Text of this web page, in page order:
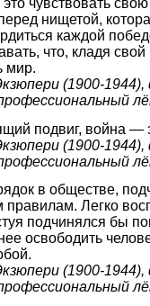
чувствовать свою
нищетой,
каждой
что, кладя свой
мир.
(1900-1944),
подвиг, война —
(1900-1944),
в обществе,
Легко
подчинялся бы
освободить
(1900-1944),